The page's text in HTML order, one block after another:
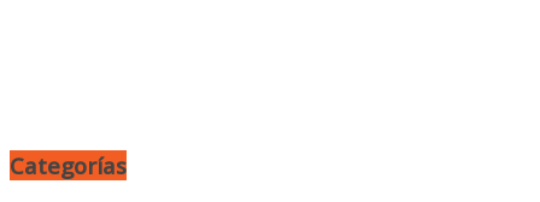
Categorías